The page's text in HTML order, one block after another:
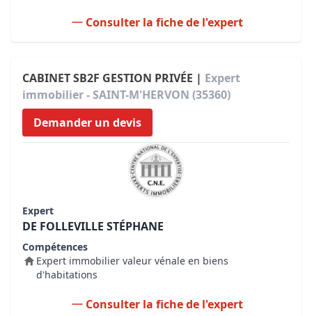
Consulter la fiche de l'expert
CABINET SB2F GESTION PRIVÉE | Expert
immobilier - SAINT-M'HERVON (35360)
Demander un devis
Expert
DE FOLLEVILLE STÉPHANE
Compétences
Expert immobilier valeur vénale en biens
d'habitations
Consulter la fiche de l'expert